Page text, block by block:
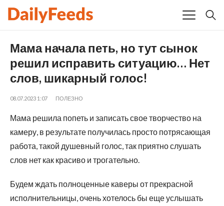
Мама начала петь, но тут сынок
решил исправить ситуацию… Нет
слов, шикарный голос!
08.07.2023 1:07 ПОЛЕЗНО
Мама решила попеть и записать свое творчество на
камеру, в результате получилась просто потрясающая
работа, такой душевный голос, так приятно слушать
слов нет как красиво и трогательно.
Будем ждать полноценные каверы от прекрасной
исполнительницы, очень хотелось бы еще услышать